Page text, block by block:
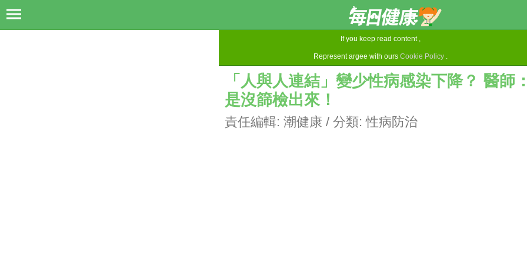
If you keep read content ,
Represent argee with ours Cookie Policy .
「人與人連結」變少性病感染下降？ 醫師
是沒篩檢出來！
責任編輯: 潮健康 / 分類: 性病防治